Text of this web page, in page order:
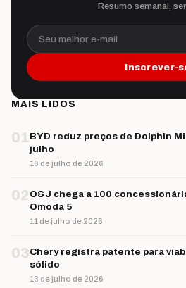
Resumo semanal,
Seu melhor e-mail
Inscrever-
MAIS LIDOS
01BYD reduz preços de Dolphin
julho
16 de julho de 2026
02 O&J chega a 100
Omoda 5
11 de julho de 2026
03Chery registra patente para
sólido
13 de julho de 2026